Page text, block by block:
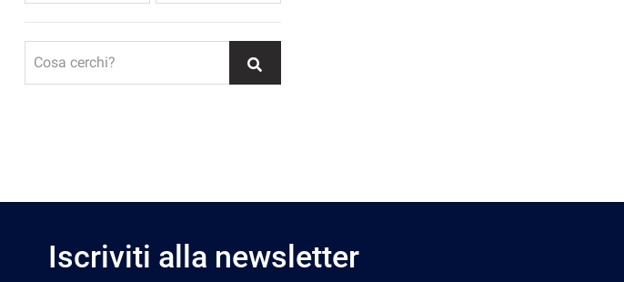
Cosa cerchi?
Iscriviti alla newsletter